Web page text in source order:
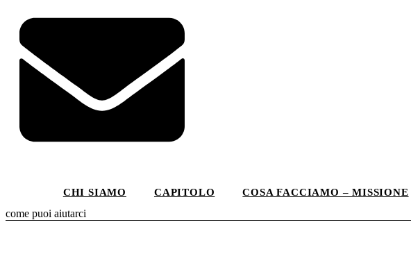
CHI SIAMO CAPITOLO COSA FACCIAMO – MISSIONE
come puoi aiutarci